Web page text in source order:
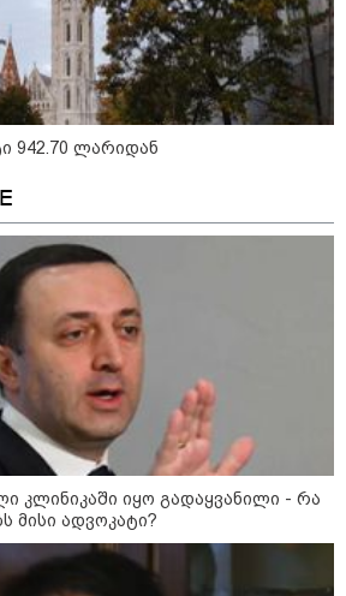
ნია იმნაძეს და ანასტასია
ბერუაშვილს ბრალდება
წარედგინათ - რამდენ წლიანი
პატიმრობა ემუქრებათ
არასრულწლოვნებს?
სტუდენტის გარდაცვალების
მიზეზი - ცნობილია ექსპერტიზის
პასუხი
942.70 ლარიდან
კლინიკაში იყო გადაყვანილი - რა
მისი ადვოკატი?